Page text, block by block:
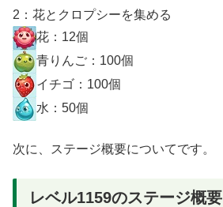
2：花とクロプシーを集める
花：12個
青りんご：100個
イチゴ：100個
水：50個
次に、ステージ概要についてです。
レベル1159のステージ概要